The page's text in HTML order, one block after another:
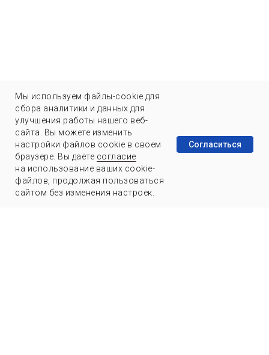
Мы используем файлы-cookie для
сбора аналитики и данных для
улучшения работы нашего веб-
сайта. Вы можете изменить
настройки файлов cookie в своем
браузере. Вы даёте согласие
на использование ваших cookie-
файлов, продолжая пользоваться
сайтом без изменения настроек.
Согласиться